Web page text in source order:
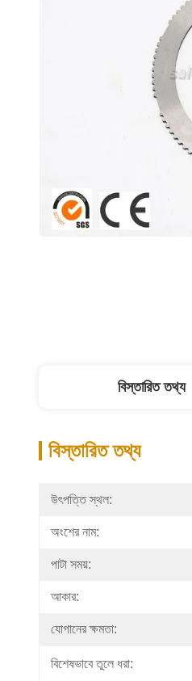
বিস্তারিত তথ্য
বিস্তারিত তথ্য
উৎপত্তি স্থল:
অংশের নাম:
পাটা সময়:
আকার:
যোগানের ক্ষমতা:
বিশেষভাবে তুলে ধরা: